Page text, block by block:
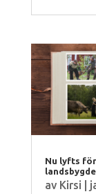
Nu lyfts
av Kirsi